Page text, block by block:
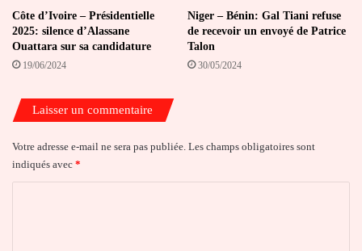
Côte d’Ivoire – Présidentielle
2025: silence d’Alassane
Ouattara sur sa candidature
19/06/2024
Niger – Bénin: Gal Tiani refuse
de recevoir un envoyé de Patrice
Talon
30/05/2024
Laisser un commentaire
Votre adresse e-mail ne sera pas publiée. Les champs obligatoires sont
indiqués avec *